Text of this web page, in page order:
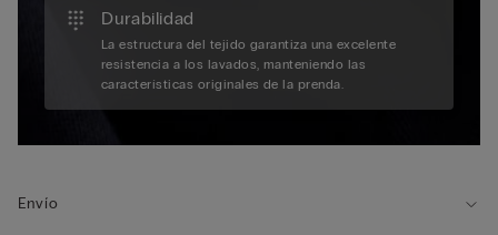
Durabilidad
La estructura del tejido garantiza una excelente
resistencia a los lavados, manteniendo las
características originales de la prenda.
Envío